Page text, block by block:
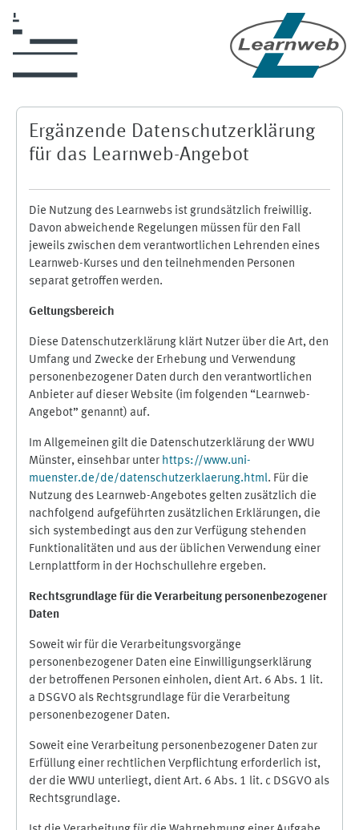
Ergänzende Datenschutzerklärung
für das Learnweb-Angebot
Die Nutzung des Learnwebs ist grundsätzlich freiwillig.
Davon abweichende Regelungen müssen für den Fall
jeweils zwischen dem verantwortlichen Lehrenden eines
Learnweb-Kurses und den teilnehmenden Personen
separat getroffen werden.
Geltungsbereich
Diese Datenschutzerklärung klärt Nutzer über die Art, den
Umfang und Zwecke der Erhebung und Verwendung
personenbezogener Daten durch den verantwortlichen
Anbieter auf dieser Website (im folgenden “Learnweb-
Angebot” genannt) auf.
Im Allgemeinen gilt die Datenschutzerklärung der WWU
Münster, einsehbar unter https://www.uni-
muenster.de/de/datenschutzerklaerung.html. Für die
Nutzung des Learnweb-Angebotes gelten zusätzlich die
nachfolgend aufgeführten zusätzlichen Erklärungen, die
sich systembedingt aus den zur Verfügung stehenden
Funktionalitäten und aus der üblichen Verwendung einer
Lernplattform in der Hochschullehre ergeben.
Rechtsgrundlage für die Verarbeitung personenbezogener
Daten
Soweit wir für die Verarbeitungsvorgänge
personenbezogener Daten eine Einwilligungserklärung
der betroffenen Personen einholen, dient Art. 6 Abs. 1 lit.
a DSGVO als Rechtsgrundlage für die Verarbeitung
personenbezogener Daten.
Soweit eine Verarbeitung personenbezogener Daten zur
Erfüllung einer rechtlichen Verpflichtung erforderlich ist,
der die WWU unterliegt, dient Art. 6 Abs. 1 lit. c DSGVO als
Rechtsgrundlage.